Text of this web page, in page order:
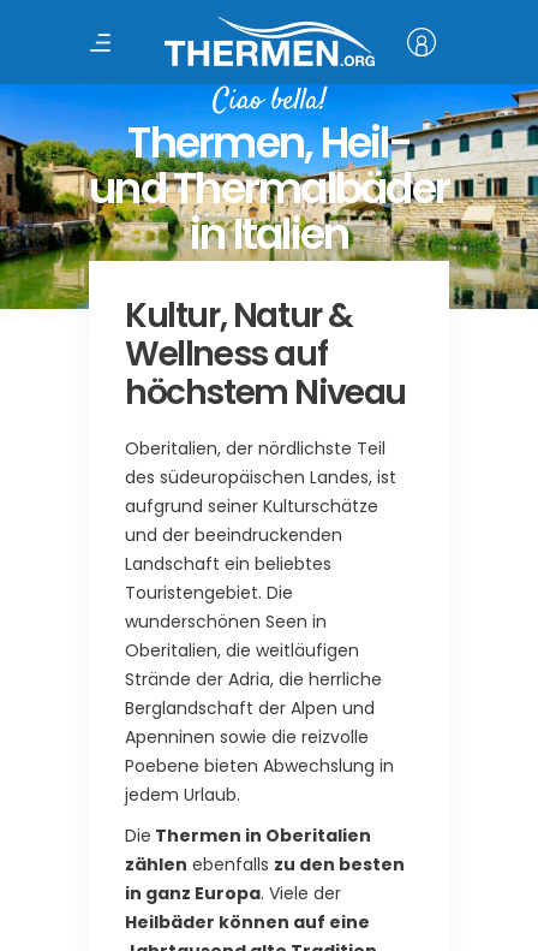
Ciao bella!
Thermen, Heil-
und Thermalbäder
in Italien
Kultur, Natur &
Wellness auf
höchstem Niveau
Oberitalien, der nördlichste Teil
des südeuropäischen Landes, ist
aufgrund seiner Kulturschätze
und der beeindruckenden
Landschaft ein beliebtes
Touristengebiet. Die
wunderschönen Seen in
Oberitalien, die weitläufigen
Strände der Adria, die herrliche
Berglandschaft der Alpen und
Apenninen sowie die reizvolle
Poebene bieten Abwechslung in
jedem Urlaub.
Die Thermen in Oberitalien
zählen ebenfalls zu den besten
in ganz Europa. Viele der
Heilbäder können auf eine